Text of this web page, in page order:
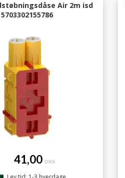
Air 2m isd
5703302155786
41,00 DKK